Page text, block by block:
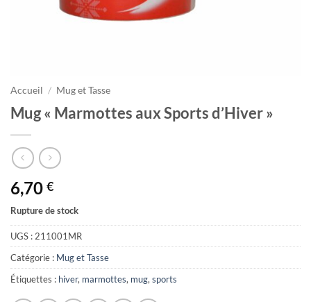
Accueil / Mug et Tasse
Mug « Marmottes aux Sports d’Hiver »
6,70 €
Rupture de stock
UGS :211001MR
Catégorie : Mug et Tasse
Étiquettes : hiver, marmottes, mug,sports